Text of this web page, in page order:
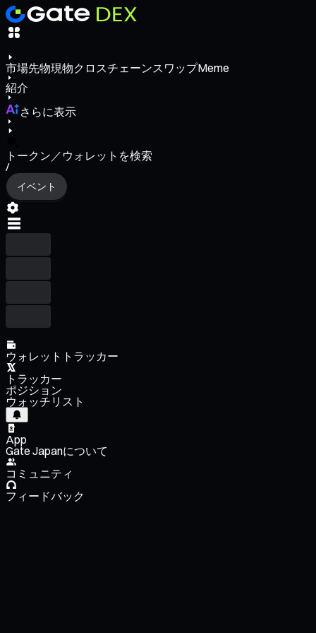
市場先物現物クロスチェーンスワップMeme
紹介
さらに表示
トークン／ウォレットを検索
/
イベント
ウォレットトラッカー
トラッカー
ポジション
ウォッチリスト
App
Gate Japanについて
コミュニティ
フィードバック